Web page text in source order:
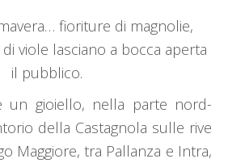
fioriture di magnolie,
viole lasciano a bocca aperta
il pubblico.
un gioiello, nella parte nord-
della Castagnola sulle rive
Maggiore, tra Pallanza e Intra,